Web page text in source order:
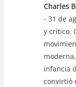
Charles
- 31 de
y crítico.
infancia
convirtió